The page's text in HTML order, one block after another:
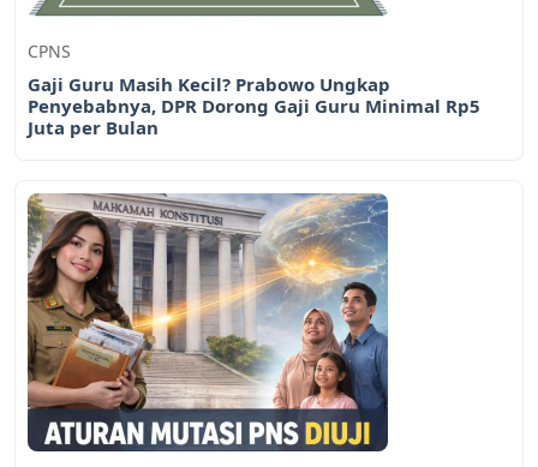
CPNS
Gaji Guru Masih Kecil? Prabowo Ungkap
Penyebabnya, DPR Dorong Gaji Guru Minimal Rp5
Juta per Bulan